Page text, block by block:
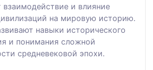
взаимодействие и влияние
на мировую историю.
навыки исторического
и понимания сложной
средневековой эпохи.